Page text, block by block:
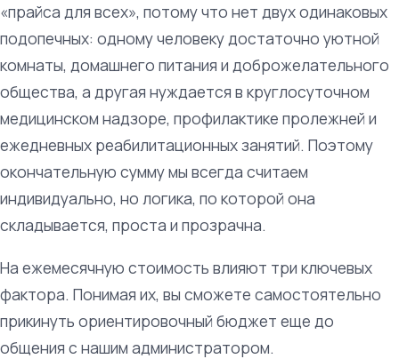
«прайса для всех», потому что нет двух одинаковых
подопечных: одному человеку достаточно уютной
комнаты, домашнего питания и доброжелательного
общества, а другая нуждается в круглосуточном
медицинском надзоре, профилактике пролежней и
ежедневных реабилитационных занятий. Поэтому
окончательную сумму мы всегда считаем
индивидуально, но логика, по которой она
складывается, проста и прозрачна.
На ежемесячную стоимость влияют три ключевых
фактора. Понимая их, вы сможете самостоятельно
прикинуть ориентировочный бюджет еще до
общения с нашим администратором.